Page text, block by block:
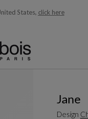
States, click here
Jane
Design